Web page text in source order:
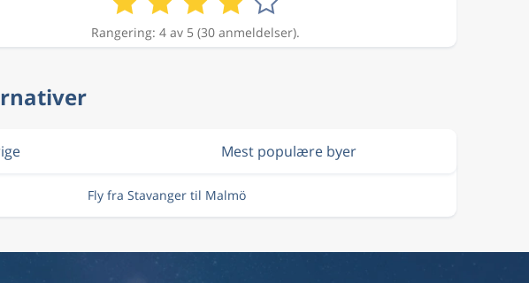
Rangering: 4 av 5 (30 anmeldelser).
Mest populære byer
Fly fra Stavanger til Malmö